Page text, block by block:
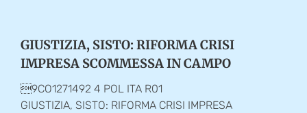
GIUSTIZIA, SISTO: RIFORMA CRISI
IMPRESA SCOMMESSA IN CAMPO
9CO1271492 4 POL ITA R01
GIUSTIZIA, SISTO: RIFORMA CRISI IMPRESA